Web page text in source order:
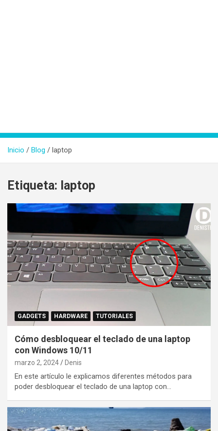
Inicio Blog laptop
Etiqueta: laptop
GADGETS HARDWARE TUTORIALES
Cómo desbloquear el teclado de una laptop
con Windows 10/11
marzo 2, 2024 Denis
En este artículo le explicamos diferentes métodos para
poder desbloquear el teclado de una laptop con…